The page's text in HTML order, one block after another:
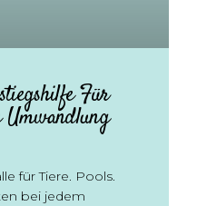
Für
für Tiere. Pools.
bei jedem